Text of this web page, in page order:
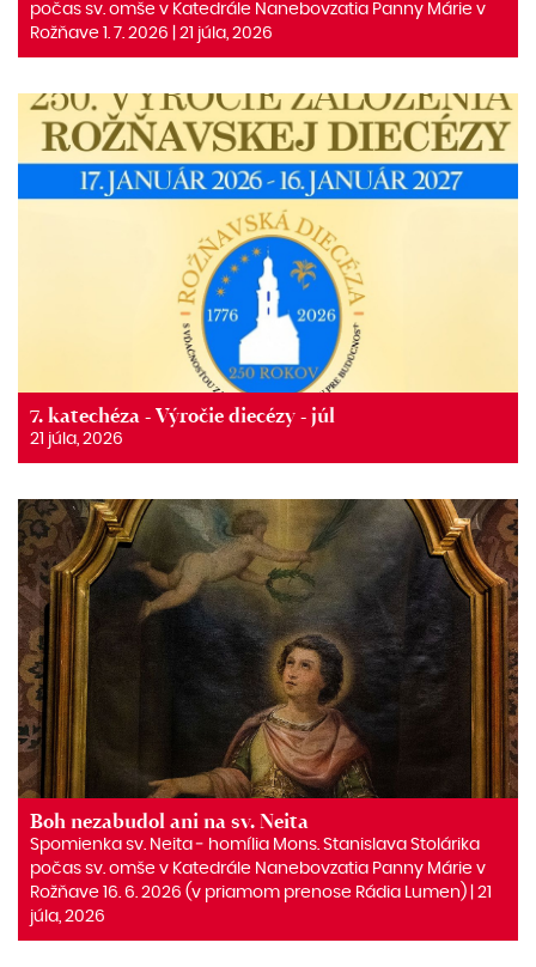
počas sv. omše v Katedrále Nanebovzatia Panny Márie v
Rožňave 1. 7. 2026 | 21 júla, 2026
7. katechéza - Výročie diecézy - júl
21 júla, 2026
Boh nezabudol ani na sv. Neita
Spomienka sv. Neita ‒ homília Mons. Stanislava Stolárika
počas sv. omše v Katedrále Nanebovzatia Panny Márie v
Rožňave 16. 6. 2026 (v priamom prenose Rádia Lumen) | 21
júla, 2026